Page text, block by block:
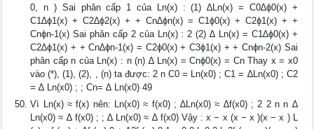
0, n ) Sai phân cấp 1 của Ln(x) : (1) ∆Ln(x) = C0∆ϕ0(x) +
C1∆ϕ1(x) + C2∆ϕ2(x) + + Cn∆ϕn(x) = C1ϕ0(x) + C2ϕ1(x) + +
Cnϕn-1(x) Sai phân cấp 2 của Ln(x) : 2 (2) ∆ Ln(x) = C1∆ϕ0(x) +
C2∆ϕ1(x) + + Cn∆ϕn-1(x) = C2ϕ0(x) + C3ϕ1(x) + + Cnϕn-2(x) Sai
phân cấp n của Ln(x) : n (n) ∆ Ln(x) = Cnϕ0(x) = Cn Thay x = x0
vào (*), (1), (2), , (n) ta được: 2 n C0 = Ln(x0) ; C1 = ∆Ln(x0) ; C2
= ∆ Ln(x0) ; ; Cn= ∆ Ln(x0) 49
Vì Ln(x) ≈ f(x) nên: Ln(x0) ≈ f(x0) ; ∆Ln(x0) ≈ ∆f(x0) ; 2 2 n n ∆
Ln(x0) ≈ ∆ f(x0) ; ; ∆ Ln(x0) ≈ ∆ f(x0) Vậy : x − x (x − x )(x − x ) L